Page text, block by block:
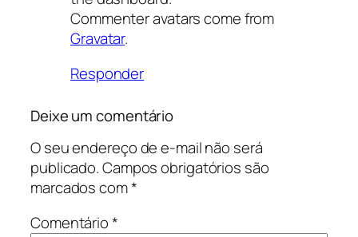
Commenter avatars come from
Gravatar.
Responder
Deixe um comentário
O seu endereço de e-mail não será
publicado.Campos obrigatórios são
marcados com*
Comentário*